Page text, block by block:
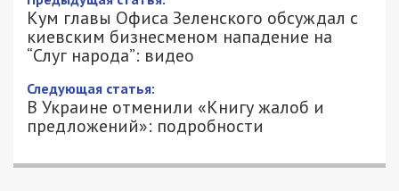
Кум главы Офиса Зеленского обсуждал с
киевским бизнесменом нападение на
“Слуг народа”: видео
Следующая статья:
В Украине отменили «Книгу жалоб и
предложений»: подробности